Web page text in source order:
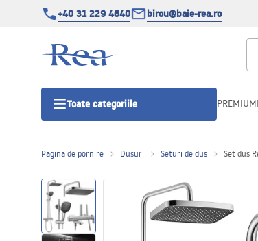
+40 31 229 4640 birou@baie-rea.ro
Toate categoriile
Usi pentru cabine de dus
PREMIUM
Pagina de pornire Dusuri Seturi de dus Set dus